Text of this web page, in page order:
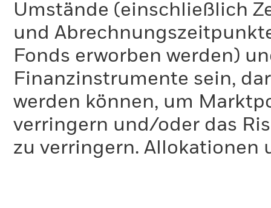
Umstände (einschließlich
und
Fonds erworben werden)
Finanzinstrumente sein,
werden können, um
verringern und/oder das
zu verringern. Allokationen